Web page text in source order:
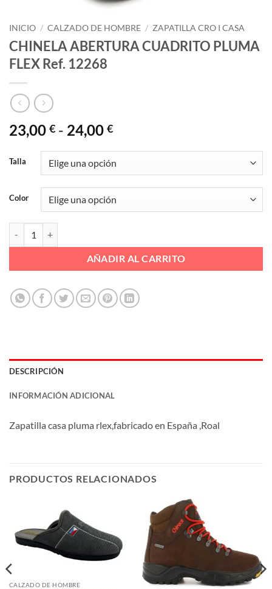
INICIO / CALZADO DE HOMBRE / ZAPATILLA CRO I CASA
CHINELA ABERTURA CUADRITO PLUMA
FLEX Ref. 12268
23,00 € - 24,00 €Rango
precios:
desde
23,00 €
hasta
24,00 €
Talla
Color
AÑADIR AL CARRITO
DESCRIPCIÓN
INFORMACIÓN ADICIONAL
Zapatilla casa pluma rlex,fabricado en España ,Roal
PRODUCTOS RELACIONADOS
CALZADO DE HOMBRE